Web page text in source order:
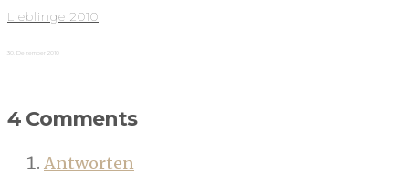
Lieblinge 2010
30. Dezember 2010
4 Comments
Antworten